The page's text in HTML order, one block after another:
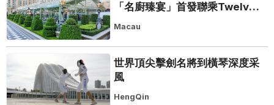
「名廚臻宴」首發聯乘Twelve
25演繹極致法式風雅
Macau
世界頂尖擊劍名將到橫琴深度采
風
HengQin